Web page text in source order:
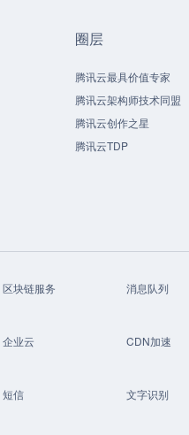
圈层
腾讯云最具价值专家
腾讯云架构师技术同盟
腾讯云创作之星
腾讯云TDP
区块链服务 消息队列
企业云 CDN加速
短信 文字识别